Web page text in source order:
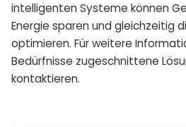
intelligenten Systeme können
Energie sparen und gleichzeitig
optimieren. Für weitere
Bedürfnisse zugeschnittene
kontaktieren.